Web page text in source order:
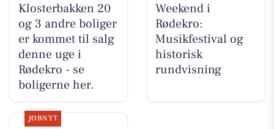
Klosterbakken 20
og 3 andre boliger
er kommet til salg
denne uge i
Rødekro - se
boligerne her.
Weekend i
Rødekro:
Musikfestival og
historisk
rundvisning
JOBNYT